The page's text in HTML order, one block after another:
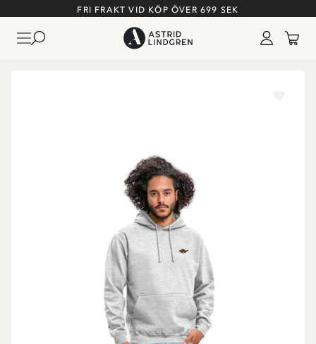
FRI FRAKT VID KÖP ÖVER 699 SEK